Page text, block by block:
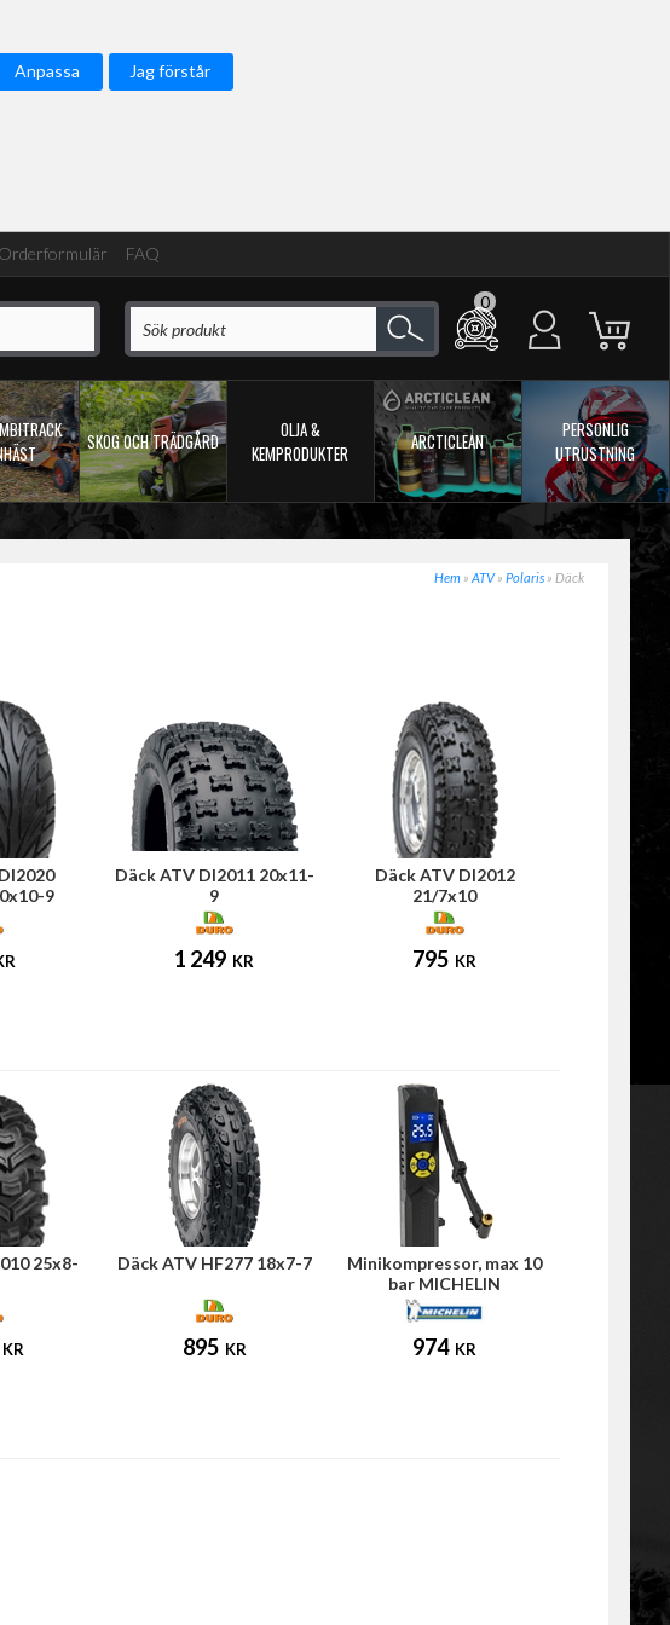
Anpassa Jag förstår
Orderformulär FAQ
0
SKOG OCH TRÄDGÅRD
OLJA &
KEMPRODUKTER
ARCTICLEAN
PERSONLIG
UTRUSTNING
Hem » ATV» Polaris » Däck
9
Däck ATV DI2011 20x11-
9
1 249 KR
Däck ATV DI2012
21/7x10
795 KR
25x8-
KR
Däck ATV HF277 18x7-7
895 KR
Minikompressor, max 10
bar MICHELIN
974 KR